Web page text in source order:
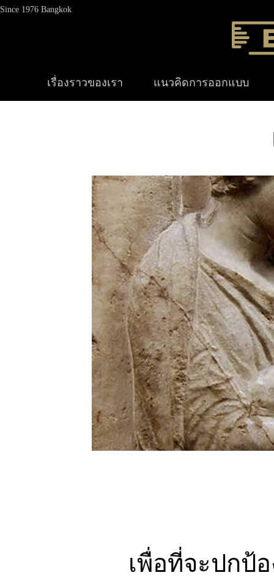
Since 1976 Bangkok
เรื่องราวของเรา แนวคิดการออกแบบ
เพื่อที่จะปกป้